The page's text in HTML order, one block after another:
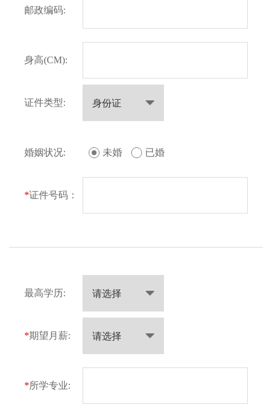
邮政编码:
身高(CM):
证件类型:
婚姻状况: 未婚 已婚
*证件号码：
最高学历:
*期望月薪:
*所学专业: